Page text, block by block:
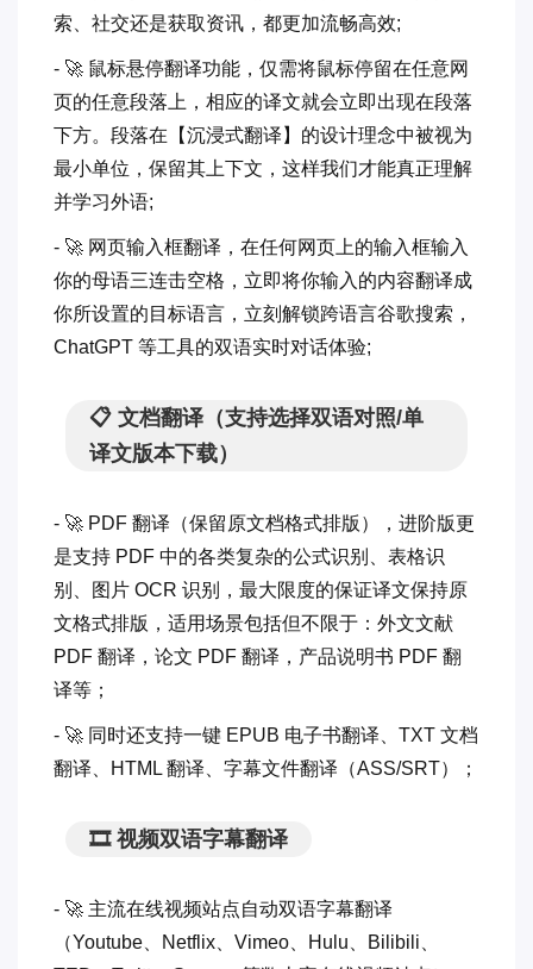
索、社交还是获取资讯，都更加流畅高效;
- 🚀 鼠标悬停翻译功能，仅需将鼠标停留在任意网
页的任意段落上，相应的译文就会立即出现在段落
下方。段落在【沉浸式翻译】的设计理念中被视为
最小单位，保留其上下文，这样我们才能真正理解
并学习外语;
- 🚀 网页输入框翻译，在任何网页上的输入框输入
你的母语三连击空格，立即将你输入的内容翻译成
你所设置的目标语言，立刻解锁跨语言谷歌搜索，
ChatGPT 等工具的双语实时对话体验;
📋 文档翻译（支持选择双语对照/单
译文版本下载）
- 🚀 PDF 翻译（保留原文档格式排版），进阶版更
是支持 PDF 中的各类复杂的公式识别、表格识
别、图片 OCR 识别，最大限度的保证译文保持原
文格式排版，适用场景包括但不限于：外文文献
PDF 翻译，论文 PDF 翻译，产品说明书 PDF 翻
译等；
- 🚀 同时还支持一键 EPUB 电子书翻译、TXT 文档
翻译、HTML 翻译、字幕文件翻译（ASS/SRT）；
🎞 视频双语字幕翻译
- 🚀 主流在线视频站点自动双语字幕翻译
（Youtube、Netflix、Vimeo、Hulu、Bilibili、